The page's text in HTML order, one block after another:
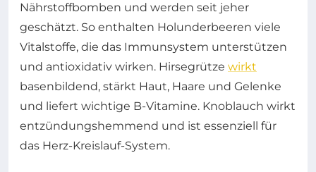
Nährstoffbomben und werden seit jeher
geschätzt. So enthalten Holunderbeeren viele
Vitalstoffe, die das Immunsystem unterstützen
und antioxidativ wirken. Hirsegrütze wirkt
basenbildend, stärkt Haut, Haare und Gelenke
und liefert wichtige B-Vitamine. Knoblauch wirkt
entzündungshemmend und ist essenziell für
das Herz-Kreislauf-System.